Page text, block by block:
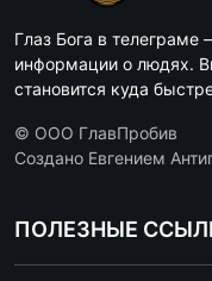
Глаз Бога в телеграме
информации о людях.
становится куда
© ООО ГлавПробив
Создано Евгением
ПОЛЕЗНЫЕ